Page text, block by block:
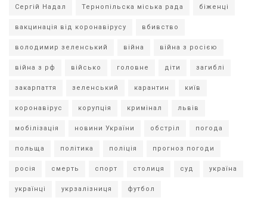
Сергій Надал Тернопільска міська рада біженці
вакцинація від коронавірусу вбивство
володимир зеленський війна війна з росією
війна з рф військо головне діти загиблі
закарпаття зеленський карантин київ
коронавірус корупція кримінал львів
мобілізація новини України обстріл погода
польща політика поліція прогноз погоди
росія смерть спорт столиця суд україна
українці укрзалізниця футбол